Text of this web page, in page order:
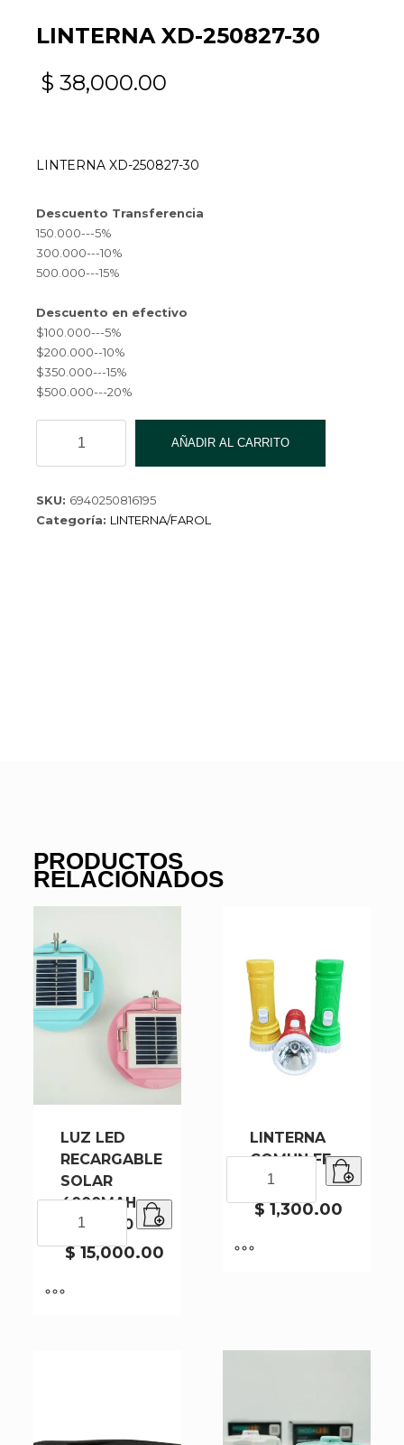
LINTERNA XD-250827-30
$ 38,000.00
LINTERNA XD-250827-30
Descuento Transferencia
150.000---5%
300.000---10%
500.000---15%
Descuento en efectivo
$100.000---5%
$200.000--10%
$350.000---15%
$500.000---20%
250827-
cantidad
AÑADIR AL CARRITO
SKU: 6940250816195
Categoría: LINTERNA/FAROL
PRODUCTOS
RELACIONADOS
LUZ LED
RECARGABLE
SOLAR
4000MAH
XK100-60
$15,000.00
RECARGABLE
4000MAH
LINTERNA
COMUN FF-
00127
$1,300.00
COMUN
FF-
cantidad